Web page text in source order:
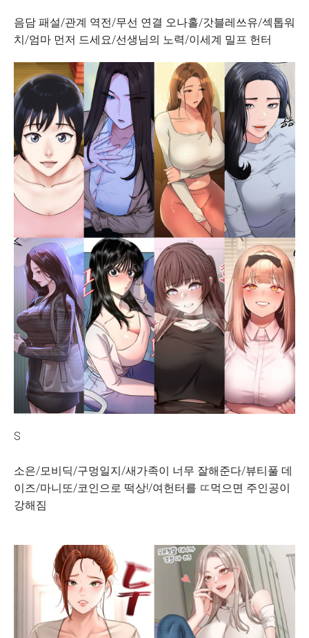
음담 패설/관계 역전/무선 연결 오나홀/갓블레쓰유/섹톱워
치/엄마 먼저 드세요/선생님의 노력/이세계 밀프 헌터
S
소은/모비딕/구멍일지/새가족이 너무 잘해준다/뷰티풀 데
이즈/마니또/코인으로 떡상!/여헌터를 ㄸ먹으면 주인공이
강해짐